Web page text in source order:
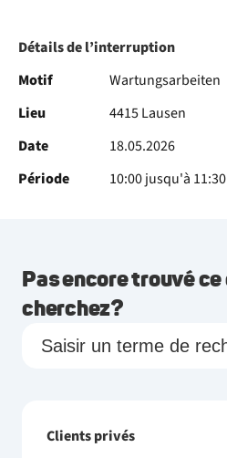
Détails de l’interruption
Motif
Wartungsarbeiten
Lieu
4415 Lausen
Date
18.05.2026
Période
10:00 jusqu'à 11:30
Pas encore trouvé ce
cherchez?
Clients privés